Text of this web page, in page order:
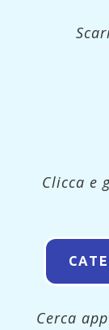
Clicca e
Cerca